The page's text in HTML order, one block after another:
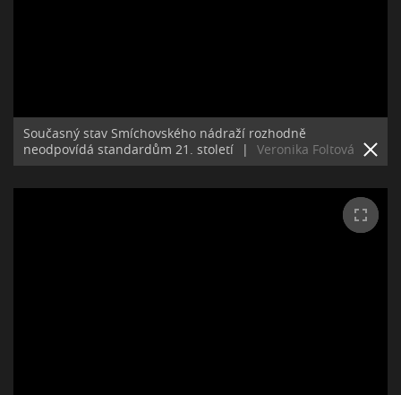
Současný stav Smíchovského nádraží rozhodně
neodpovídá standardům 21. století
| Veronika Foltová